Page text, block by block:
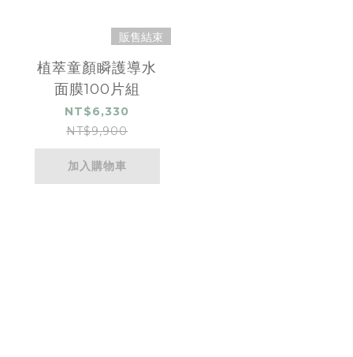
販售結束
植萃童顏瞬護導水
面膜100片組
NT$6,330
NT$9,900
加入購物車